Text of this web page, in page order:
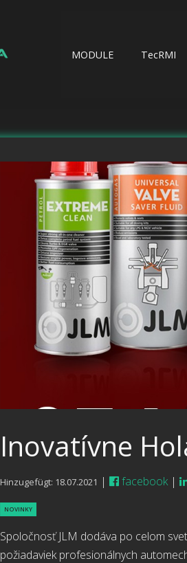
MODULE TecRMI
Inovatívne
Hinzugefügt: 18.07.2021 | facebook|
NOVINKY
Spoločnosť JLM dodáva po celom
požiadaviek profesionálnych